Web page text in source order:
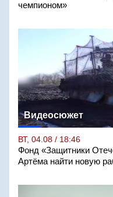
чемпионом»
Видеосюжет
ВТ, 04.08 / 18:46
Фонд «Защитники
Артёма найти новую